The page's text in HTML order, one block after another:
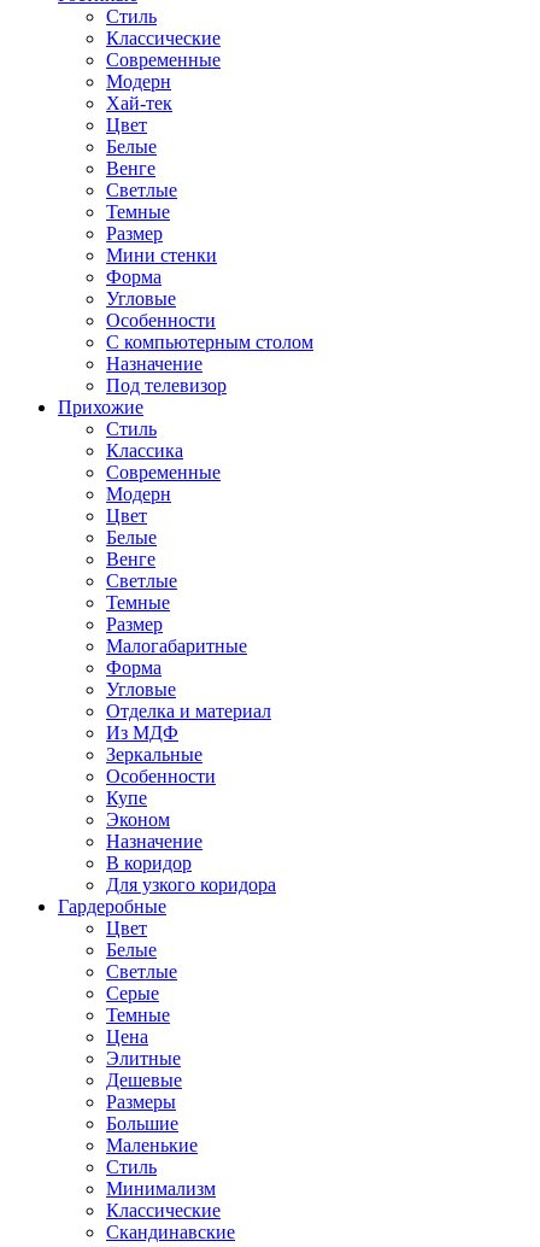
Стиль
Классические
Современные
Модерн
Хай-тек
Цвет
Белые
Венге
Светлые
Темные
Размер
Мини стенки
Форма
Угловые
Особенности
С компьютерным столом
Назначение
Под телевизор
Прихожие
Стиль
Классика
Современные
Модерн
Цвет
Белые
Венге
Светлые
Темные
Размер
Малогабаритные
Форма
Угловые
Отделка и материал
Из МДФ
Зеркальные
Особенности
Купе
Эконом
Назначение
В коридор
Для узкого коридора
Гардеробные
Цвет
Белые
Светлые
Серые
Темные
Цена
Элитные
Дешевые
Размеры
Большие
Маленькие
Стиль
Минимализм
Классические
Скандинавские